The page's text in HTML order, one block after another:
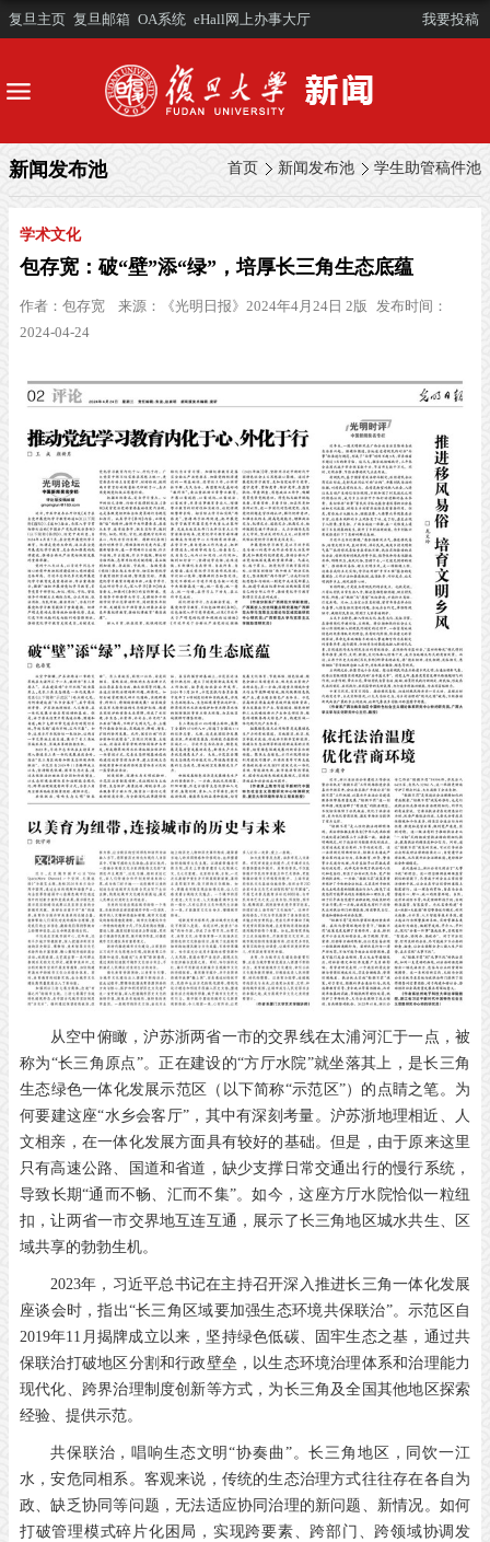
复旦主页 复旦邮箱 OA系统 eHall网上办事大厅 我要投稿
首页 新闻发布池 学生助管稿件池
新闻发布池
学术文化
包存宽：破“壁”添“绿”，培厚长三角生态底蕴
作者： 包存宽 来源： 《光明日报》2024年4月24日 2版 发布时间：
2024-04-24
从空中俯瞰，沪苏浙两省一市的交界线在太浦河汇于一点，被
称为“长三角原点”。正在建设的“方厅水院”就坐落其上，是长三角
生态绿色一体化发展示范区（以下简称“示范区”）的点睛之笔。为
何要建这座“水乡会客厅”，其中有深刻考量。沪苏浙地理相近、人
文相亲，在一体化发展方面具有较好的基础。但是，由于原来这里
只有高速公路、国道和省道，缺少支撑日常交通出行的慢行系统，
导致长期“通而不畅、汇而不集”。如今，这座方厅水院恰似一粒纽
扣，让两省一市交界地互连互通，展示了长三角地区城水共生、区
域共享的勃勃生机。
2023年，习近平总书记在主持召开深入推进长三角一体化发展
座谈会时，指出“长三角区域要加强生态环境共保联治”。示范区自
2019年11月揭牌成立以来，坚持绿色低碳、固牢生态之基，通过共
保联治打破地区分割和行政壁垒，以生态环境治理体系和治理能力
现代化、跨界治理制度创新等方式，为长三角及全国其他地区探索
经验、提供示范。
共保联治，唱响生态文明“协奏曲”。长三角地区，同饮一江
水，安危同相系。客观来说，传统的生态治理方式往往存在各自为
政、缺乏协同等问题，无法适应协同治理的新问题、新情况。如何
打破管理模式碎片化困局，实现跨要素、跨部门、跨领域协调发